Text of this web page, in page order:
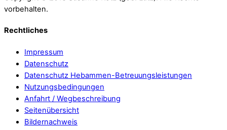
vorbehalten.
Rechtliches
Impressum
Datenschutz
Datenschutz Hebammen-Betreuungsleistungen
Nutzungsbedingungen
Anfahrt / Wegbeschreibung
Seitenübersicht
Bildernachweis